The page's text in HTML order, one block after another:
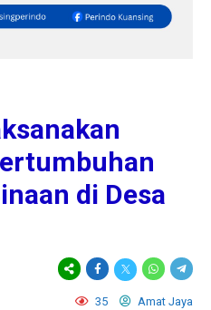
di Desa
35 Amat Jaya